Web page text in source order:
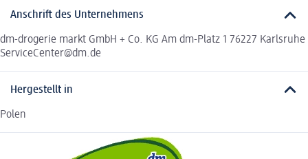
Anschrift des Unternehmens
dm-drogerie markt GmbH + Co. KG Am dm-Platz 1 76227 Karlsruhe
ServiceCenter@dm.de
Hergestellt in
Polen